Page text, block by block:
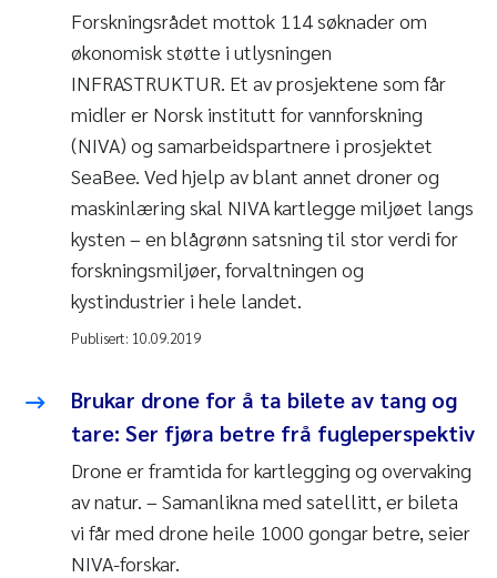
seabee.no/equipment/
To undervannsdroner (ROV) Blueye og FIFISH
Enkle undervannsdroner for inspeksjon og
visuelle undersøkelser. Kan brukes til å
kartlegge bunnforhold, vegetasjon eller f.eks.
undervannsinstallasjoner.
To fjernstyrte overflatebåter (USV) Maritime
Robotics Otter
utstyr for miljøundersøkelser og overvåkning.
forhåndsprogrammert kjørerute.
Forskningsrådet mottok 114 søknader om
økonomisk støtte i utlysningen
INFRASTRUKTUR. Et av prosjektene som får
midler er Norsk institutt for vannforskning
(NIVA) og samarbeidspartnere i prosjektet
SeaBee. Ved hjelp av blant annet droner og
maskinlæring skal NIVA kartlegge miljøet langs
kysten – en blågrønn satsning til stor verdi for
forskningsmiljøer, forvaltningen og
kystindustrier i hele landet.
Publisert: 10.09.2019
Brukar drone for å ta bilete av tang og
tare: Ser fjøra betre frå fugleperspektiv
Drone er framtida for kartlegging og overvaking
av natur. – Samanlikna med satellitt, er bileta
vi får med drone heile 1000 gongar betre, seier
NIVA-forskar.